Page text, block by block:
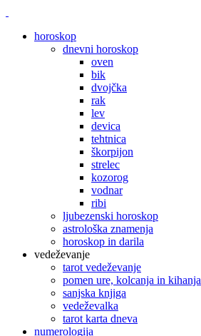
horoskop
dnevni horoskop
oven
bik
dvojčka
rak
lev
devica
tehtnica
škorpijon
strelec
kozorog
vodnar
ribi
ljubezenski horoskop
astrološka znamenja
horoskop in darila
vedeževanje
tarot vedeževanje
pomen ure, kolcanja in kihanja
sanjska knjiga
vedeževalka
tarot karta dneva
numerologija